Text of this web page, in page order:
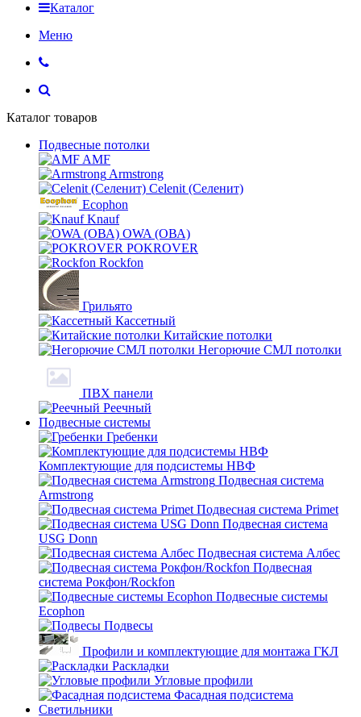
Каталог
Меню
Каталог товаров
Подвесные потолки
AMF
Armstrong
Celenit (Селенит)
Ecophon
Knauf
OWA (ОВА)
POKROVER
Rockfon
Грильято
Кассетный
Китайские потолки
Негорючие СМЛ потолки
ПВХ панели
Реечный
Подвесные системы
Гребенки
Комплектующие для подсистемы НВФ
Подвесная система
Armstrong
Подвесная система Primet
Подвесная система
USG Donn
Подвесная система Албес
Подвесная
система Рокфон/Rockfon
Подвесные системы
Ecophon
Подвесы
Профили и комплектующие для монтажа ГКЛ
Раскладки
Угловые профили
Фасадная подсистема
Светильники